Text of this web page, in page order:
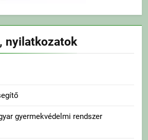
nyilatkozatok
gyermekvédelmi rendszer